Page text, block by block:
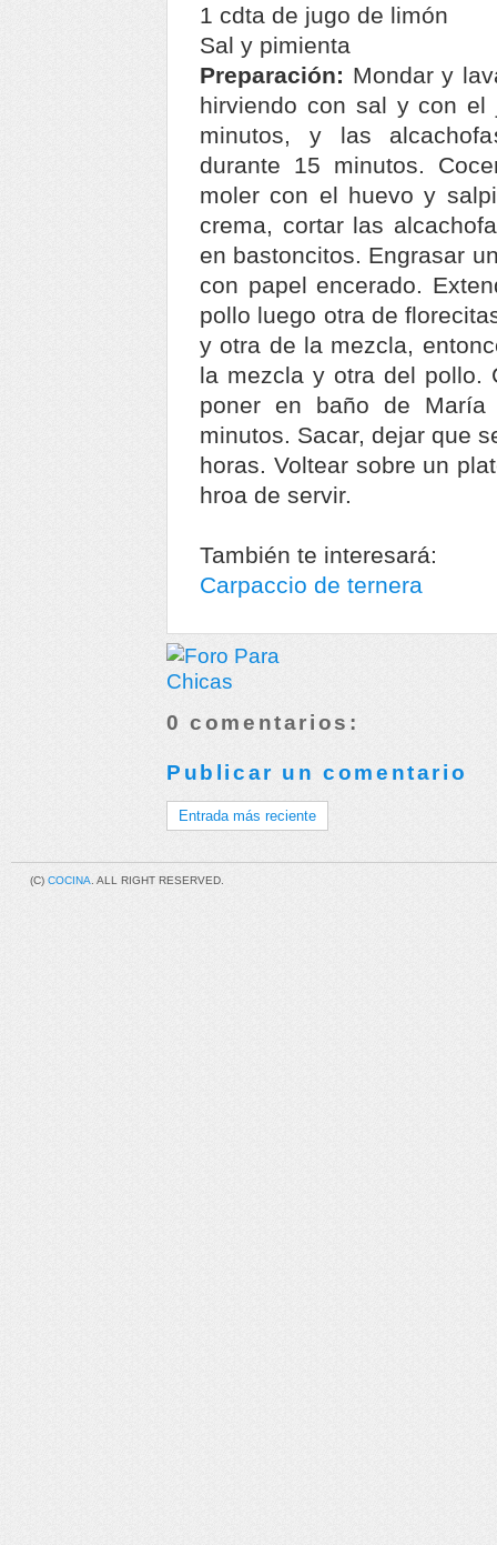
1 cdta de jugo de limón
Sal y pimienta
Preparación: Mondar y
hirviendo con sal y con
minutos, y las
durante 15 minutos.
moler con el huevo y
crema, cortar las
en bastoncitos. Engrasar
con papel encerado.
pollo luego otra de
y otra de la mezcla,
la mezcla y otra del pollo.
poner en baño de
minutos. Sacar, dejar que
horas. Voltear sobre un
hroa de servir.
También te interesará:
Carpaccio de ternera
0 comentarios:
Publicar un comentario
Entrada más reciente
(C) COCINA . ALL RIGHT RESERVED.